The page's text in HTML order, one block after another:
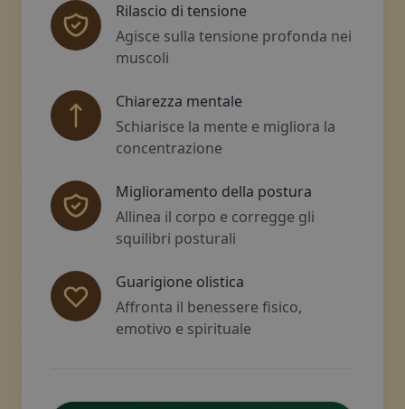
Rilascio di tensione
Agisce sulla tensione profonda nei
muscoli
Chiarezza mentale
Schiarisce la mente e migliora la
concentrazione
Miglioramento della postura
Allinea il corpo e corregge gli
squilibri posturali
Guarigione olistica
Affronta il benessere fisico,
emotivo e spirituale